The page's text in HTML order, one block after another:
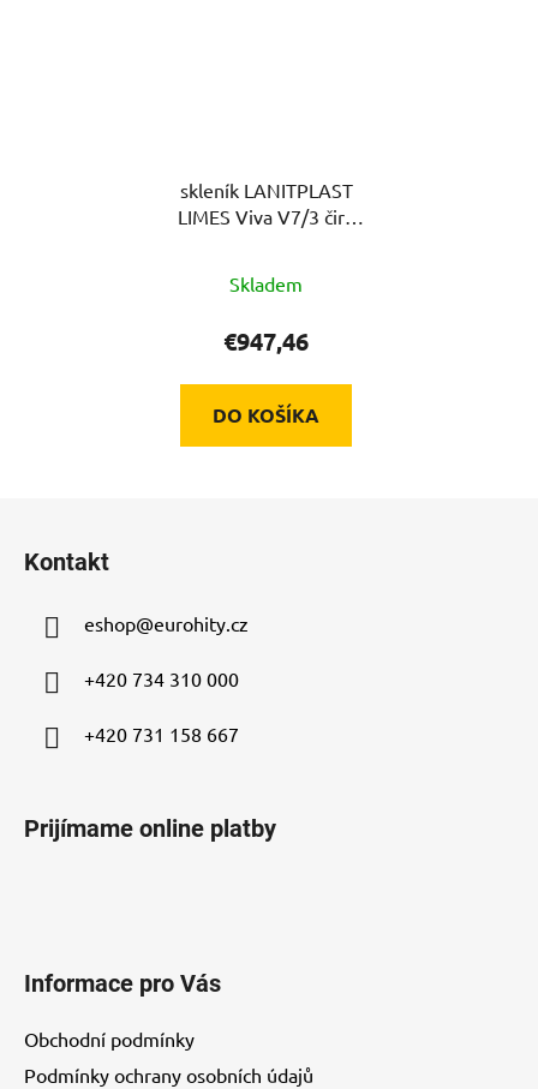
skleník LANITPLAST
LIMES Viva V7/3 čiré
Skladem
€947,46
DO KOŠÍKA
Kontakt
eshop@eurohity.cz
+420 734 310 000
+420 731 158 667
Prijímame online platby
Informace pro Vás
Obchodní podmínky
Podmínky ochrany osobních údajů